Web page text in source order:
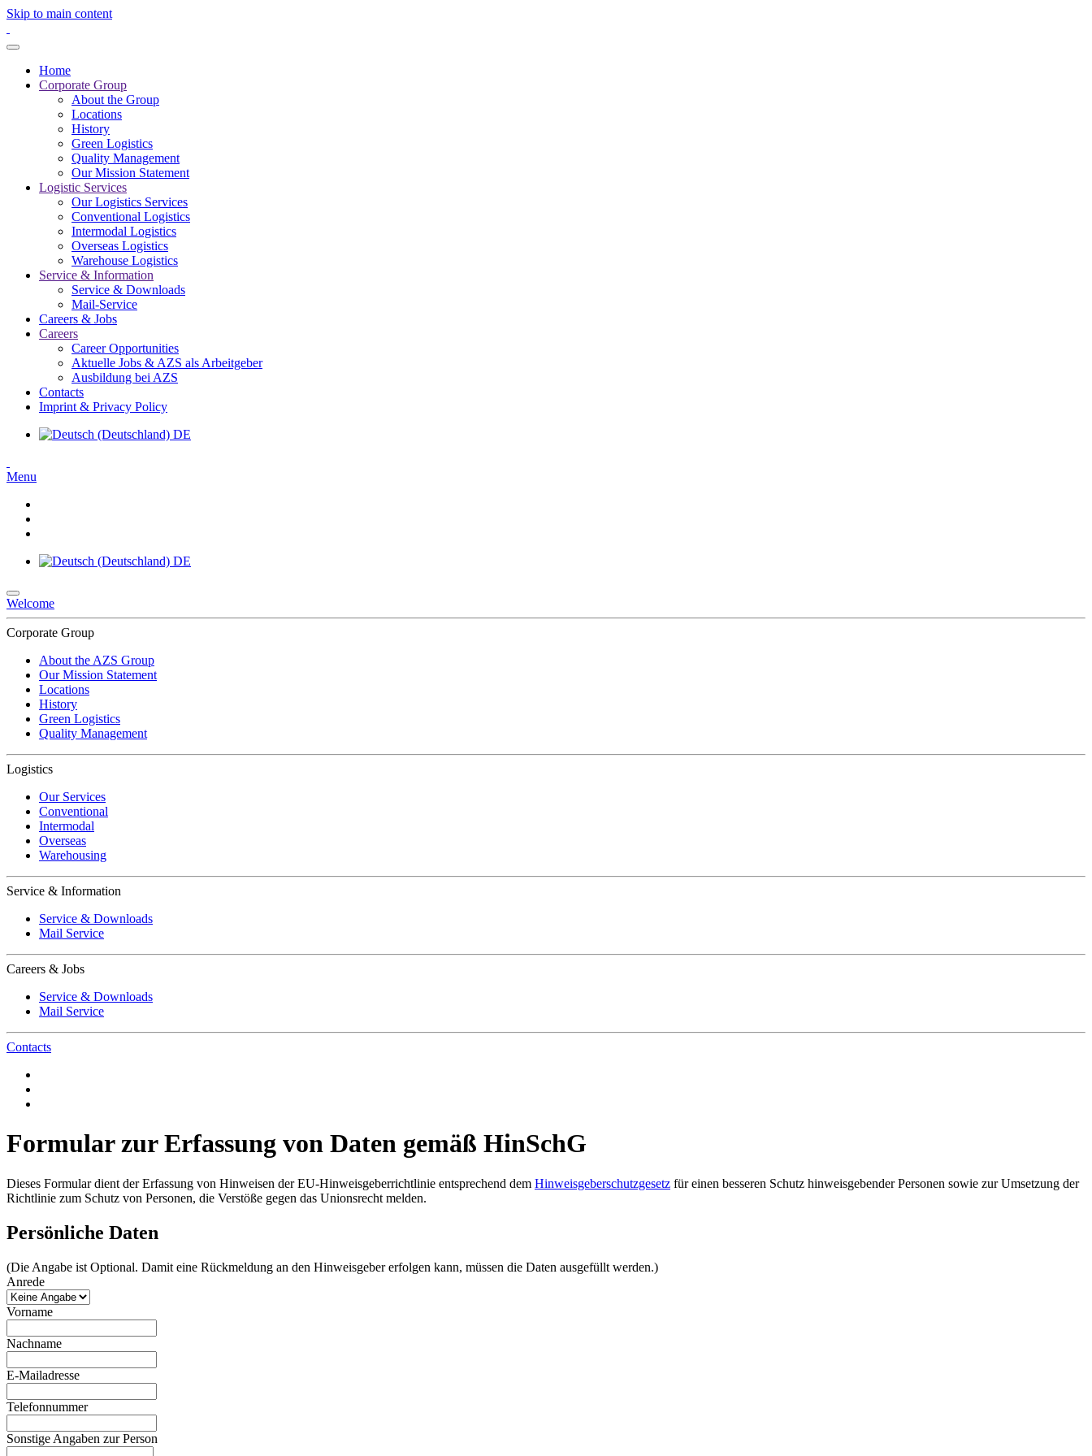
Skip to main content
Home
Corporate Group
About the Group
Locations
History
Green Logistics
Quality Management
Our Mission Statement
Logistic Services
Our Logistics Services
Conventional Logistics
Intermodal Logistics
Overseas Logistics
Warehouse Logistics
Service & Information
Service & Downloads
Mail-Service
Careers & Jobs
Careers
Career Opportunities
Aktuelle Jobs & AZS als Arbeitgeber
Ausbildung bei AZS
Contacts
Imprint & Privacy Policy
DE
Menu
DE
Welcome
Corporate Group
About the AZS Group
Our Mission Statement
Locations
History
Green Logistics
Quality Management
Logistics
Our Services
Conventional
Intermodal
Overseas
Warehousing
Service & Information
Service & Downloads
Mail Service
Careers & Jobs
Service & Downloads
Mail Service
Contacts
Formular zur Erfassung von Daten gemäß HinSchG
Dieses Formular dient der Erfassung von Hinweisen der EU-Hinweisgeberrichtlinie entsprechend dem Hinweisgeberschutzgesetz für einen besseren Schutz hinweisgebender Personen sowie zur Umsetzung der
Richtlinie zum Schutz von Personen, die Verstöße gegen das Unionsrecht melden.
Persönliche Daten
(Die Angabe ist Optional. Damit eine Rückmeldung an den Hinweisgeber erfolgen kann, müssen die Daten ausgefüllt werden.)
Anrede
Vorname
Nachname
E-Mailadresse
Telefonnummer
Sonstige Angaben zur Person